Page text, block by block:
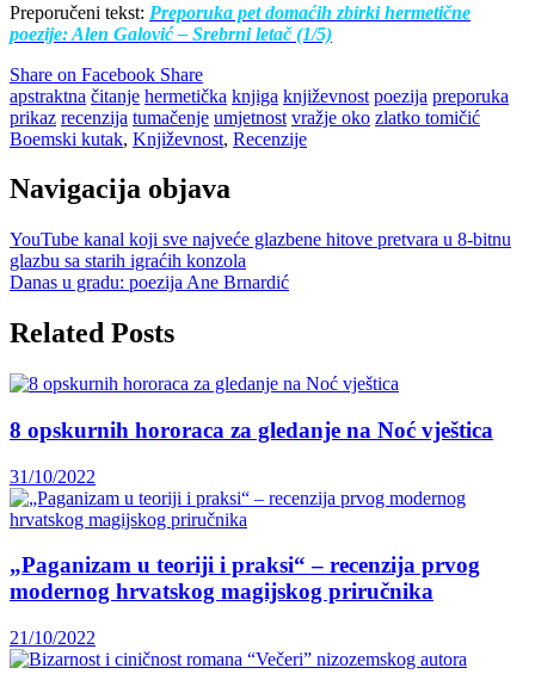
Preporučeni tekst: Preporuka pet domaćih zbirki hermetične
poezije: Alen Galović – Srebrni letač (1/5)
Share on Facebook Share
apstraktna čitanje hermetička knjiga književnost poezija preporuka
prikaz recenzija tumačenje umjetnost vražje oko zlatko tomičić
Boemski kutak, Književnost, Recenzije
Navigacija objava
YouTube kanal koji sve najveće glazbene hitove pretvara u 8-bitnu
glazbu sa starih igraćih konzola
Danas u gradu: poezija Ane Brnardić
Related Posts
8 opskurnih hororaca za gledanje na Noć vještica
31/10/2022
„Paganizam u teoriji i praksi“ – recenzija prvog
modernog hrvatskog magijskog priručnika
21/10/2022